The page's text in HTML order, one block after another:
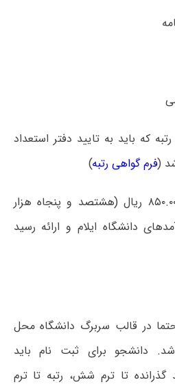
که باید به تایید دفتر استعداد
(فرم گواهی رتبه)
۵- واریز هزینه به مبلغ ۸۵۰.۰۰۰ ریال (هشتصد و پنجاه هزار
دانشگاه ایلام و ارائه رسید
در قالب سربرگ دانشگاه محل
دانشجو برای ثبت نام باید
گذرانده تا ترم شش، رتبه تا ترم